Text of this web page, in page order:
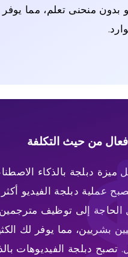
بدون منحنى تعلم، مما
من حيث التكلفة
ميزة دبلجة بالذكاء
عملية دبلجة الفيديو
الحاجة إلى توظيف
بشريين، مما يوفر لك
تصبح دبلجة الفيديوهات